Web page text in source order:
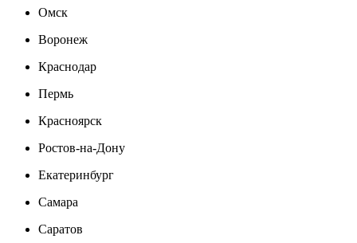
Омск
Воронеж
Краснодар
Пермь
Красноярск
Ростов-на-Дону
Екатеринбург
Самара
Саратов